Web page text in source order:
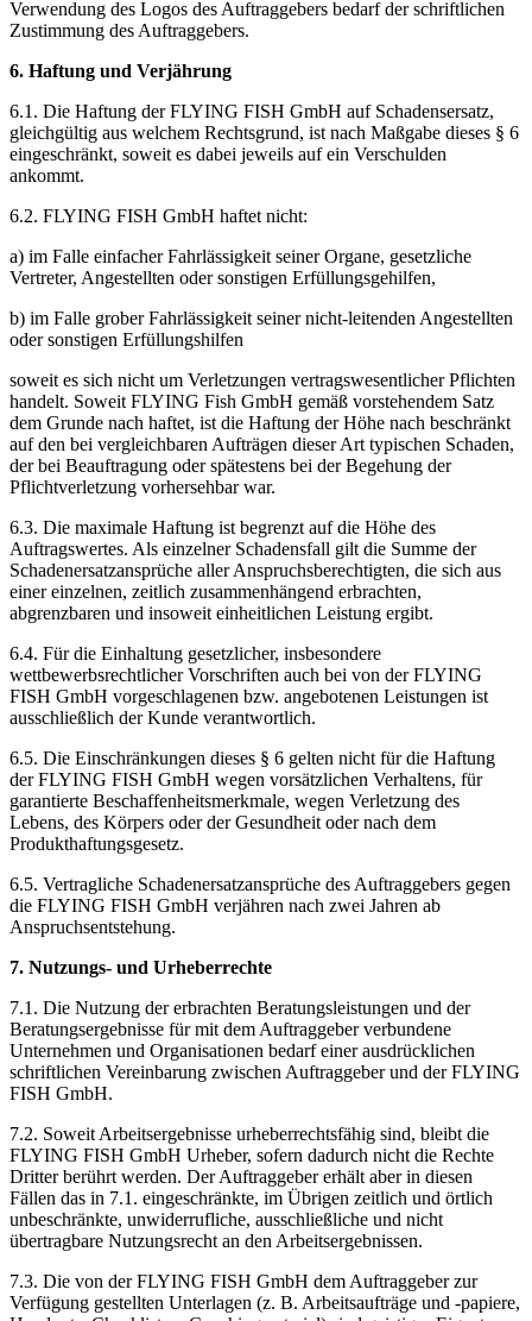
Verwendung des Logos des Auftraggebers bedarf der schriftlichen
Zustimmung des Auftraggebers.
6. Haftung und Verjährung
6.1. Die Haftung der FLYING FISH GmbH auf Schadensersatz,
gleichgültig aus welchem Rechtsgrund, ist nach Maßgabe dieses § 6
eingeschränkt, soweit es dabei jeweils auf ein Verschulden
ankommt.
6.2. FLYING FISH GmbH haftet nicht:
a) im Falle einfacher Fahrlässigkeit seiner Organe, gesetzliche
Vertreter, Angestellten oder sonstigen Erfüllungsgehilfen,
b) im Falle grober Fahrlässigkeit seiner nicht-leitenden Angestellten
oder sonstigen Erfüllungshilfen
soweit es sich nicht um Verletzungen vertragswesentlicher Pflichten
handelt. Soweit FLYING Fish GmbH gemäß vorstehendem Satz
dem Grunde nach haftet, ist die Haftung der Höhe nach beschränkt
auf den bei vergleichbaren Aufträgen dieser Art typischen Schaden,
der bei Beauftragung oder spätestens bei der Begehung der
Pflichtverletzung vorhersehbar war.
6.3. Die maximale Haftung ist begrenzt auf die Höhe des
Auftragswertes. Als einzelner Schadensfall gilt die Summe der
Schadenersatzansprüche aller Anspruchsberechtigten, die sich aus
einer einzelnen, zeitlich zusammenhängend erbrachten,
abgrenzbaren und insoweit einheitlichen Leistung ergibt.
6.4. Für die Einhaltung gesetzlicher, insbesondere
wettbewerbsrechtlicher Vorschriften auch bei von der FLYING
FISH GmbH vorgeschlagenen bzw. angebotenen Leistungen ist
ausschließlich der Kunde verantwortlich.
6.5. Die Einschränkungen dieses § 6 gelten nicht für die Haftung
der FLYING FISH GmbH wegen vorsätzlichen Verhaltens, für
garantierte Beschaffenheitsmerkmale, wegen Verletzung des
Lebens, des Körpers oder der Gesundheit oder nach dem
Produkthaftungsgesetz.
6.5. Vertragliche Schadenersatzansprüche des Auftraggebers gegen
die FLYING FISH GmbH verjähren nach zwei Jahren ab
Anspruchsentstehung.
7. Nutzungs- und Urheberrechte
7.1. Die Nutzung der erbrachten Beratungsleistungen und der
Beratungsergebnisse für mit dem Auftraggeber verbundene
Unternehmen und Organisationen bedarf einer ausdrücklichen
schriftlichen Vereinbarung zwischen Auftraggeber und der FLYING
FISH GmbH.
7.2. Soweit Arbeitsergebnisse urheberrechtsfähig sind, bleibt die
FLYING FISH GmbH Urheber, sofern dadurch nicht die Rechte
Dritter berührt werden. Der Auftraggeber erhält aber in diesen
Fällen das in 7.1. eingeschränkte, im Übrigen zeitlich und örtlich
unbeschränkte, unwiderrufliche, ausschließliche und nicht
übertragbare Nutzungsrecht an den Arbeitsergebnissen.
7.3. Die von der FLYING FISH GmbH dem Auftraggeber zur
Verfügung gestellten Unterlagen (z. B. Arbeitsaufträge und -papiere,